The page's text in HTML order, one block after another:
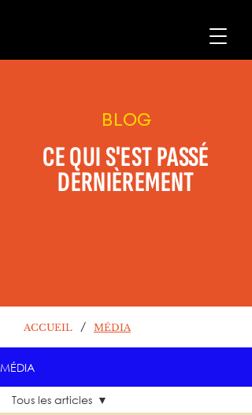
BLOG
CE QUI S'EST PASSÉ
DERNIÈREMENT
ACCUEIL / MÉDIA
MÉDIA
Tous les articles